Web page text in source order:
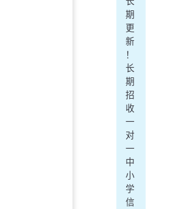
期
更
新
！
长
期
招
收
一
对
一
中
小
学
信